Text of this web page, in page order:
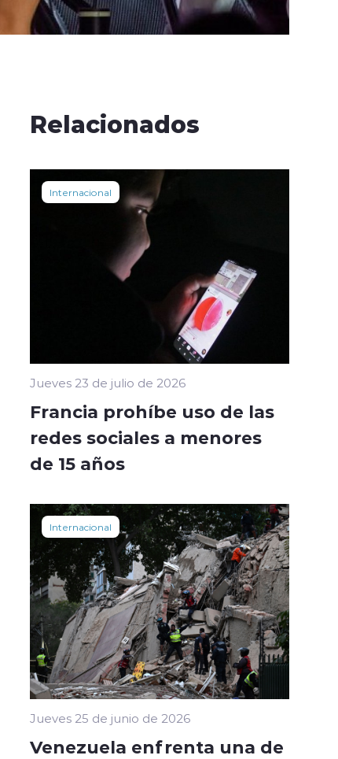
Relacionados
Internacional
Jueves 23 de julio de 2026
Francia prohíbe uso de las
redes sociales a menores
de 15 años
Internacional
Jueves 25 de junio de 2026
Venezuela enfrenta una de